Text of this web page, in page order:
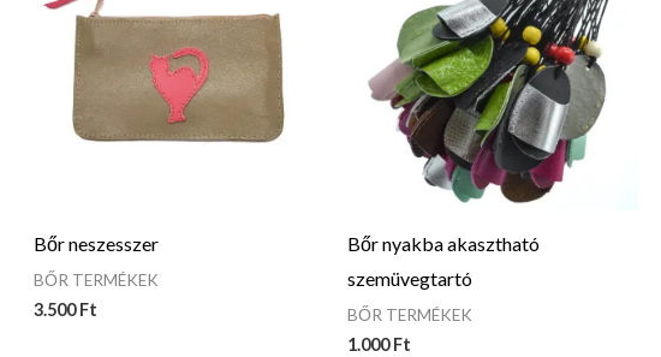
Bőr neszesszer
BŐR TERMÉKEK
3.500Ft
Bőr nyakba akasztható
szemüvegtartó
BŐR TERMÉKEK
1.000Ft